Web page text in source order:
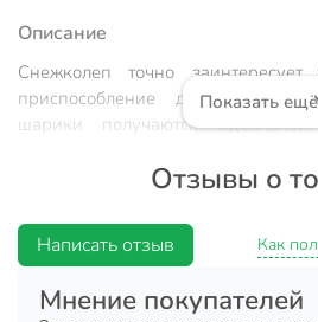
Описание
Снежколеп точно
приспособление для
шарики получаются
это трудно, да и варежки
Характеристики:
Показать ещё
Отзывы о
Написать отзыв Как
Мнение покупателей